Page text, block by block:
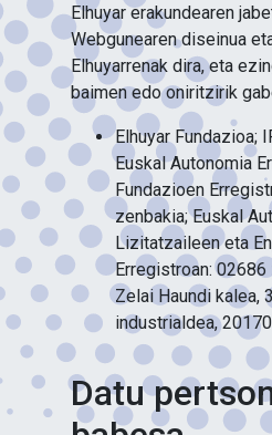
Elhuyar erakundearen
Webgunearen diseinua
Elhuyarrenak dira, eta
baimen edo oniritzirik
Elhuyar Fundazioa;
Euskal Autonomia
Fundazioen
zenbakia; Euskal
Lizitatzaileen eta
Erregistroan: 02686
Zelai Haundi kalea,
industrialdea,
Datu